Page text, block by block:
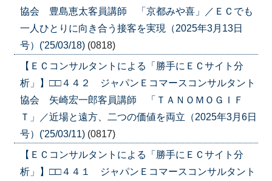
協会 豊島恵太客員講師 「京都みや喜」／ＥＣでも
一人ひとりに向き合う接客を実現（2025年3月13日
号）('25/03/18) (0818)
【ＥＣコンサルタントによる「勝手にＥＣサイト分
析」】□□４４２ ジャパンＥコマースコンサルタント
協会 矢崎宏一郎客員講師 「ＴＡＮＯＭＯＧＩＦ
Ｔ」／近場と遠方、二つの価値を両立（2025年3月6日
号）('25/03/11) (0817)
【ＥＣコンサルタントによる「勝手にＥＣサイト分
析」】□□４４１ ジャパンＥコマースコンサルタント